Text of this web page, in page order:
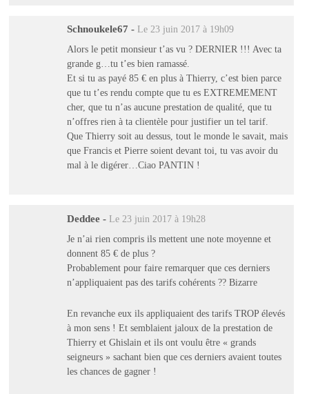
Schnoukele67 - Le 23 juin 2017 à 19h09
Alors le petit monsieur t’as vu ? DERNIER !!! Avec ta
grande g…tu t’es bien ramassé.
Et si tu as payé 85 € en plus à Thierry, c’est bien parce
que tu t’es rendu compte que tu es EXTREMEMENT
cher, que tu n’as aucune prestation de qualité, que tu
n’offres rien à ta clientèle pour justifier un tel tarif.
Que Thierry soit au dessus, tout le monde le savait, mais
que Francis et Pierre soient devant toi, tu vas avoir du
mal à le digérer…Ciao PANTIN !
Deddee - Le 23 juin 2017 à 19h28
Je n’ai rien compris ils mettent une note moyenne et
donnent 85 € de plus ?
Probablement pour faire remarquer que ces derniers
n’appliquaient pas des tarifs cohérents ?? Bizarre
En revanche eux ils appliquaient des tarifs TROP élevés
à mon sens ! Et semblaient jaloux de la prestation de
Thierry et Ghislain et ils ont voulu être « grands
seigneurs » sachant bien que ces derniers avaient toutes
les chances de gagner !